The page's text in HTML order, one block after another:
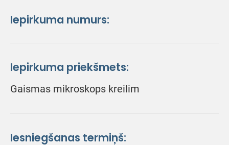
Iepirkuma numurs:
Iepirkuma priekšmets:
Gaismas mikroskops kreilim
Iesniegšanas termiņš: